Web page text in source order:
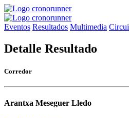
Eventos Resultados Multimedia
Detalle Resultado
Corredor
Arantxa Meseguer Lledo